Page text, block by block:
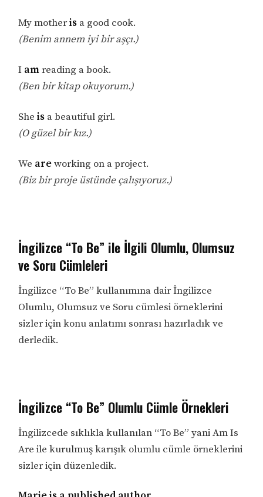
My motheris a good cook.
(Benim annem iyi bir aşçı.)
I amreading a book.
(Ben bir kitap okuyorum.)
Sheis a beautiful girl.
(O güzel bir kız.)
We areworking on a project.
(Biz bir proje üstünde çalışıyoruz.)
İngilizce “To Be” ile İlgili Olumlu, Olumsuz
ve Soru Cümleleri
İngilizce “To Be” kullanımına dair İngilizce
Olumlu, Olumsuz ve Soru cümlesi örneklerini
sizler için konu anlatımı sonrası hazırladık ve
derledik.
İngilizce “To Be” Olumlu Cümle Örnekleri
İngilizcede sıklıkla kullanılan “To Be” yani Am Is
Are ile kurulmuş karışık olumlu cümle örneklerini
sizler için düzenledik.